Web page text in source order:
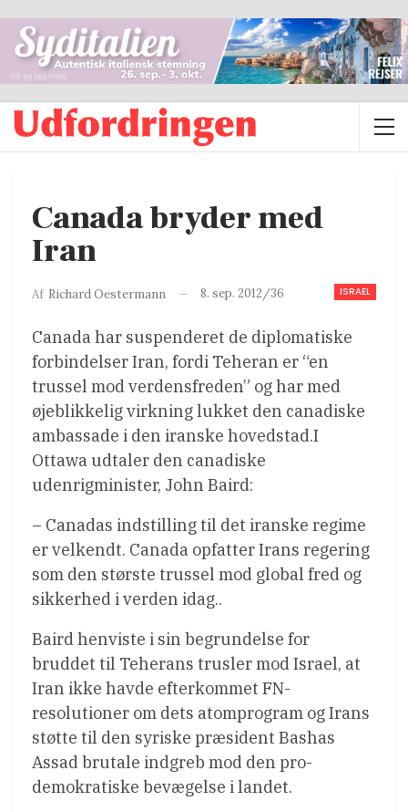
Canada bryder med
Iran
ISRAEL
Af Richard Oestermann 8. sep. 2012/36
Canada har suspenderet de diplomatiske
forbindelser Iran, fordi Teheran er “en
trussel mod verdensfreden” og har med
øjeblikkelig virkning lukket den canadiske
ambassade i den iranske hovedstad.I
Ottawa udtaler den canadiske
udenrigminister, John Baird:
– Canadas indstilling til det iranske regime
er velkendt. Canada opfatter Irans regering
som den største trussel mod global fred og
sikkerhed i verden idag..
Baird henviste i sin begrundelse for
bruddet til Teherans trusler mod Israel, at
Iran ikke havde efterkommet FN-
resolutioner om dets atomprogram og Irans
støtte til den syriske præsident Bashas
Assad brutale indgreb mod den pro-
demokratiske bevægelse i landet.